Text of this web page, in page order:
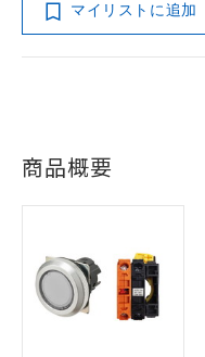
マイリストに追加
商品概要